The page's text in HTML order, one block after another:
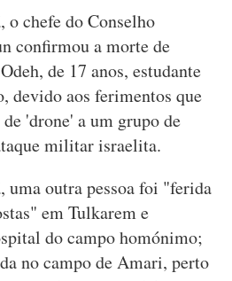
o chefe do Conselho
confirmou a morte de
de 17 anos, estudante
devido aos ferimentos que
'drone' a um grupo de
militar israelita.
uma outra pessoa foi "ferida
em Tulkarem e
do campo homónimo;
no campo de Amari, perto